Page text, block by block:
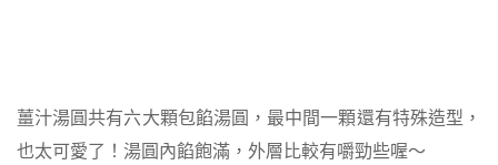
薑汁湯圓共有六大顆包餡湯圓，最中間一顆還有特殊造型，
也太可愛了！湯圓內餡飽滿，外層比較有嚼勁些喔～